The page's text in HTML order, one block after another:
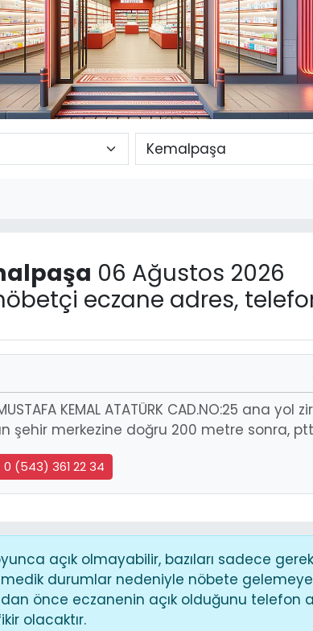
06 Ağustos 2026
eczane adres,
KEMAL ATATÜRK CAD.NO:25 ana yol
şehir merkezine doğru 200 metre sonra,
0 (543) 361 22 34
açık olmayabilir, bazıları sadece
durumlar nedeniyle nöbete
önce eczanenin açık olduğunu telefon
olacaktır.